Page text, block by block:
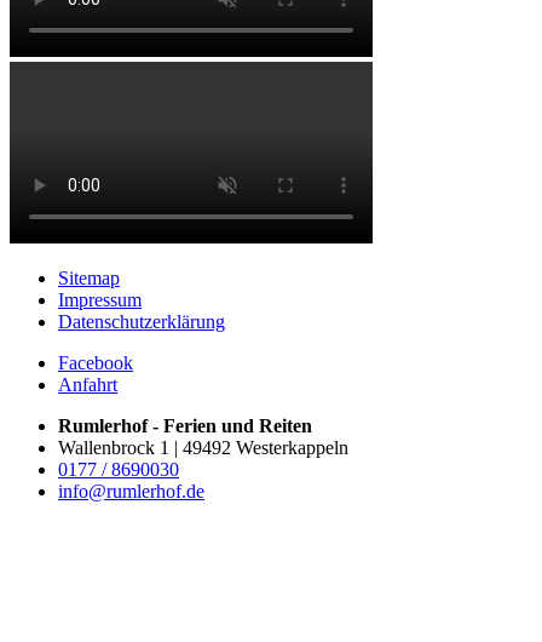
Sitemap
Impressum
Datenschutzerklärung
Facebook
Anfahrt
Rumlerhof - Ferien und Reiten
Wallenbrock 1 | 49492 Westerkappeln
0177 / 8690030
info@rumlerhof.de